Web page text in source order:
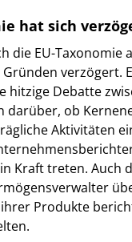
hat sich
die EU-Taxonomie
verzögert.
hitzige Debatte
darüber, ob
Aktivitäten
Kraft treten. Auch
Produkte